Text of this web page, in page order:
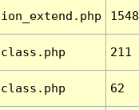
1548
211
62